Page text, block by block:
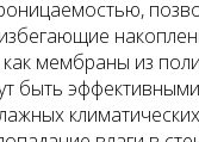
мембраны из
быть